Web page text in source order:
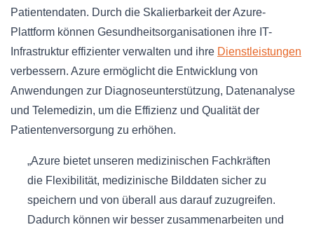
Patientendaten. Durch die Skalierbarkeit der Azure-
Plattform können Gesundheitsorganisationen ihre IT-
Infrastruktur effizienter verwalten und ihre Dienstleistungen
verbessern. Azure ermöglicht die Entwicklung von
Anwendungen zur Diagnoseunterstützung, Datenanalyse
und Telemedizin, um die Effizienz und Qualität der
Patientenversorgung zu erhöhen.
„Azure bietet unseren medizinischen Fachkräften
die Flexibilität, medizinische Bilddaten sicher zu
speichern und von überall aus darauf zuzugreifen.
Dadurch können wir besser zusammenarbeiten und